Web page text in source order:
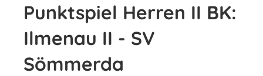
Punktspiel Herren II BK:
Ilmenau II - SV
Sömmerda